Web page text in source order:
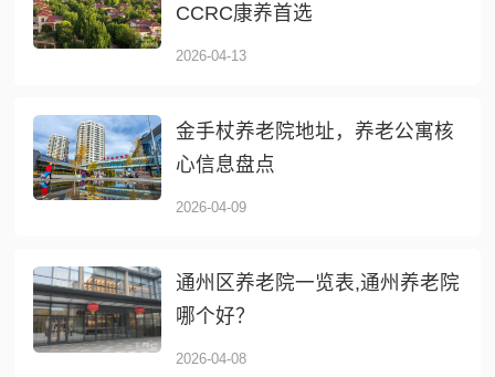
CCRC康养首选
2026-04-13
金手杖养老院地址，养老公寓核
心信息盘点
2026-04-09
通州区养老院一览表,通州养老院
哪个好？
2026-04-08